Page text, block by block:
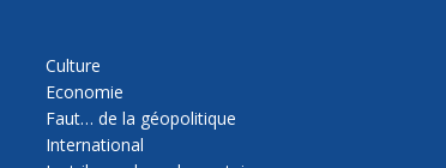
Culture
Economie
Faut… de la géopolitique
International